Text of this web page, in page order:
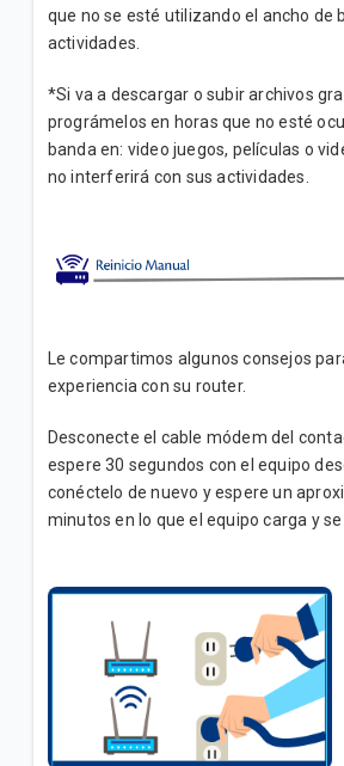
que no se esté utilizando el ancho de
actividades.
*Si va a descargar o subir archivos
prográmelos en horas que no esté
banda en: video juegos, películas o
no interferirá con sus actividades.
Le compartimos algunos consejos
experiencia con su router.
Desconecte el cable módem del
espere 30 segundos con el equipo
conéctelo de nuevo y espere un
minutos en lo que el equipo carga y se